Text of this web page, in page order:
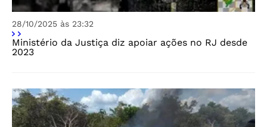
28/10/2025 às 23:32
Ministério da Justiça diz apoiar ações no RJ desde
2023